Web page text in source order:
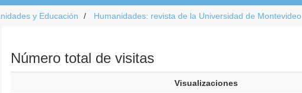
y Educación Humanidades: revista de la Universidad de Montevideo
Número total de visitas
Visualizaciones